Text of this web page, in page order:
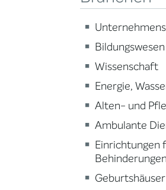
Bildungswesen
Wissenschaft
Energie,
Alten- und
Ambulante
Einrichtungen
Behinderungen
Geburtshäuser